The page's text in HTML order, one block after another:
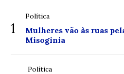
1
Política
Mulheres vão às ruas
Misoginia
Política